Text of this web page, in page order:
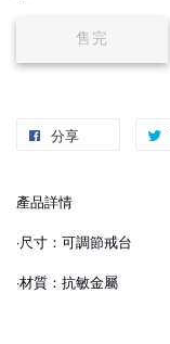
售完
分享
產品詳情
·尺寸：可調節戒台
·材質：抗敏金屬